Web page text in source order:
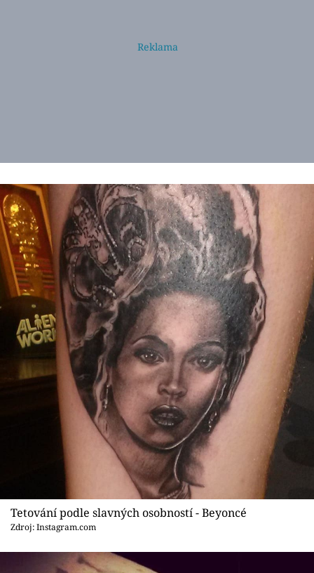
Tetování podle slavných osobností - Beyoncé
Zdroj: Instagram.com